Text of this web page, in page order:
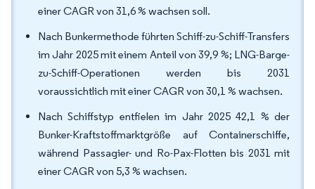
einer CAGR von 31,6 % wachsen soll.
Nach Bunkermethode führten Schiff-zu-Schiff-Transfers
im Jahr 2025 mit einem Anteil von 39,9 %; LNG-Barge-
zu-Schiff-Operationen werden bis 2031
voraussichtlich mit einer CAGR von 30,1 % wachsen.
Nach Schiffstyp entfielen im Jahr 2025 42,1 % der
Bunker-Kraftstoffmarktgröße auf Containerschiffe,
während Passagier- und Ro-Pax-Flotten bis 2031 mit
einer CAGR von 5,3 % wachsen.